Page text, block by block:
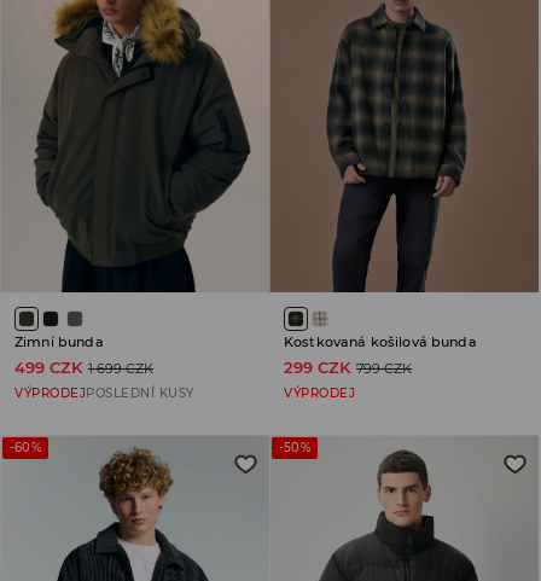
Zimní bunda
499 CZK 1 699 CZK
VÝPRODEJPOSLEDNÍ KUSY
Kostkovaná košilová bunda
299 CZK 799 CZK
VÝPRODEJ
-60% -50%